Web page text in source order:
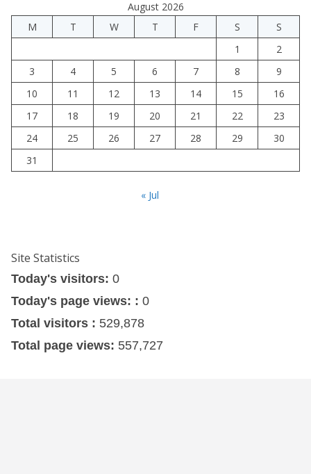
August 2026
M
T W T F S
S
1
2
3
4 5 6 7 8
9
10
11 12 13 14 15
16
17
18 19 20 21 22
23
24
25 26 27 28 29
30
31
« Jul
Site Statistics
Today's visitors: 0
Today's page views: : 0
Total visitors : 529,878
Total page views: 557,727